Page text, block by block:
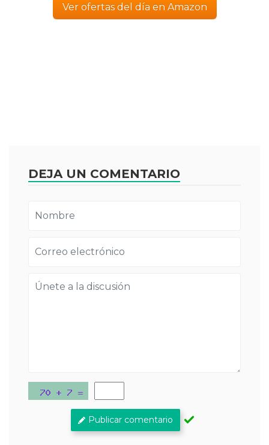
Ver ofertas del día en Amazon
DEJA UN COMENTARIO
Publicar comentario